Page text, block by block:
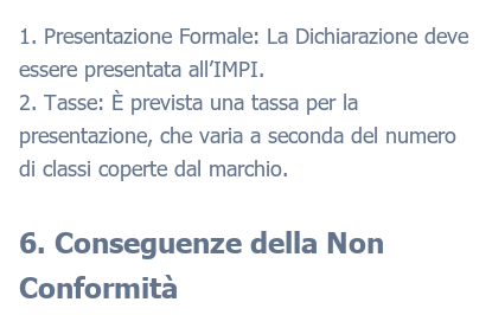
1. Presentazione Formale: La Dichiarazione deve
essere presentata all’IMPI.
2. Tasse: È prevista una tassa per la
presentazione, che varia a seconda del numero
di classi coperte dal marchio.
6. Conseguenze della Non
Conformità